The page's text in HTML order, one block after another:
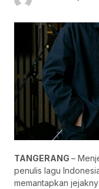
TANGERANG –
penulis lagu
memantapkan